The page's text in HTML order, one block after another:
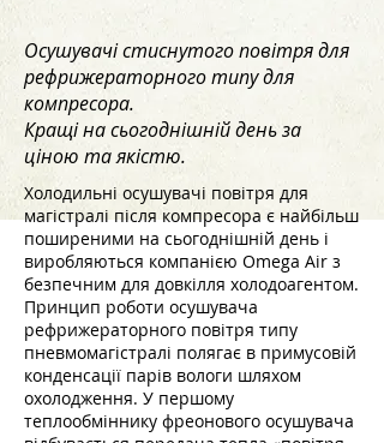
Холодильні осушувачі повітря для
магістралі після компресора є найбільш
поширеними на сьогоднішній день і
виробляються компанією Omega Air з
безпечним для довкілля холодоагентом.
Принцип роботи осушувача
рефрижераторного повітря типу
пневмомагістралі полягає в примусовій
конденсації парів вологи шляхом
охолодження. У першому
теплообміннику фреонового осушувача
Осушувачі стиснутого повітря для
рефрижераторного типу для
компресора.
Кращі на сьогоднішній день за
ціною та якістю.